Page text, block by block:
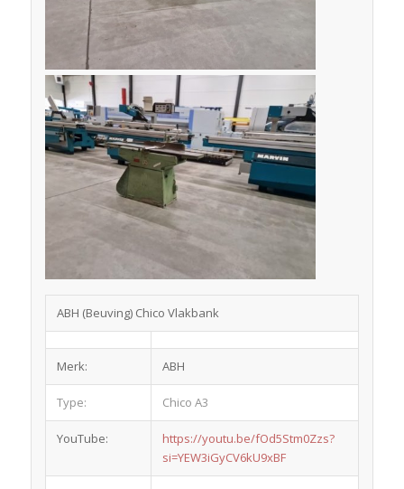
ABH (Beuving) Chico Vlakbank
Merk: ABH
Type: Chico A3
YouTube:
https://youtu.be/fOd5Stm0Zzs?
si=YEW3iGyCV6kU9xBF